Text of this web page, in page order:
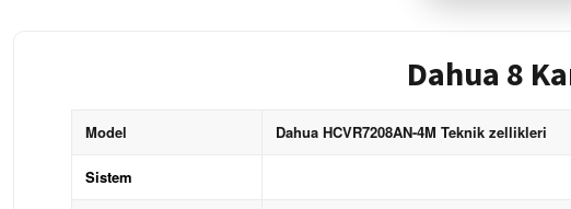
Dahua 8
Model Dahua HCVR7208AN-4M Teknik zellikleri
Sistem